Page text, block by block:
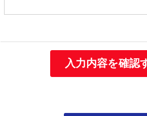
当社は取得する個人情報を以下に示す目